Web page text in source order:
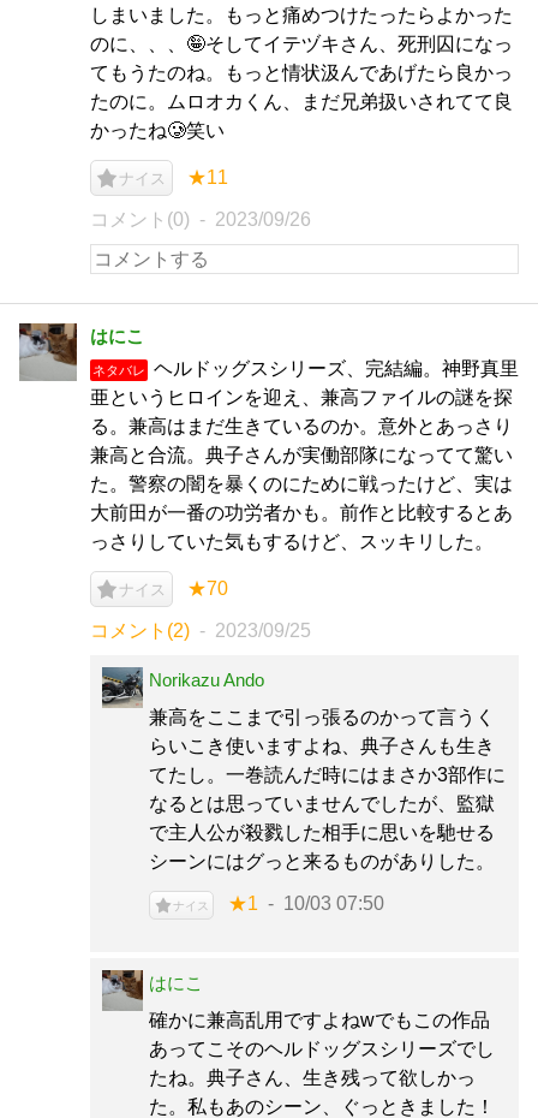
しまいました。もっと痛めつけたったらよかった
のに、、、🤪そしてイテヅキさん、死刑囚になっ
てもうたのね。もっと情状汲んであげたら良かっ
たのに。ムロオカくん、まだ兄弟扱いされてて良
かったね🥲笑い
ナイス ★11
コメント(0) 2023/09/26
はにこ
ネタバレ
ヘルドッグスシリーズ、完結編。神野真里
亜というヒロインを迎え、兼高ファイルの謎を探
る。兼高はまだ生きているのか。意外とあっさり
兼高と合流。典子さんが実働部隊になってて驚い
た。警察の闇を暴くのにために戦ったけど、実は
大前田が一番の功労者かも。前作と比較するとあ
っさりしていた気もするけど、スッキリした。
ナイス ★70
コメント(2) 2023/09/25
Norikazu Ando
兼高をここまで引っ張るのかって言うく
らいこき使いますよね、典子さんも生き
てたし。一巻読んだ時にはまさか3部作に
なるとは思っていませんでしたが、監獄
で主人公が殺戮した相手に思いを馳せる
シーンにはグっと来るものがありした。
ナイス ★1 10/03 07:50
はにこ
確かに兼高乱用ですよねwでもこの作品
あってこそのヘルドッグスシリーズでし
たね。典子さん、生き残って欲しかっ
た。私もあのシーン、ぐっときました！